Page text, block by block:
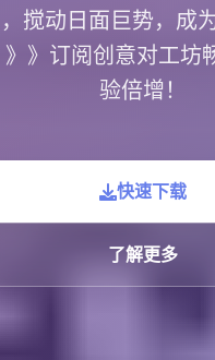
搅动日面巨势，成
》》订阅创意对工坊
验倍增！
快速下载
了解更多